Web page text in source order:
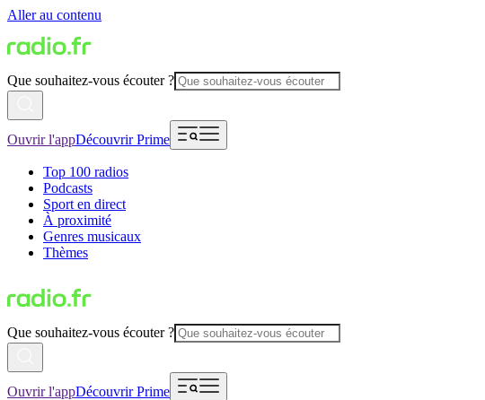
Aller au contenu
Que souhaitez-vous écouter ?
Ouvrir l'appDécouvrir Prime
Top 100 radios
Podcasts
Sport en direct
À proximité
Genres musicaux
Thèmes
Que souhaitez-vous écouter ?
Ouvrir l'appDécouvrir Prime